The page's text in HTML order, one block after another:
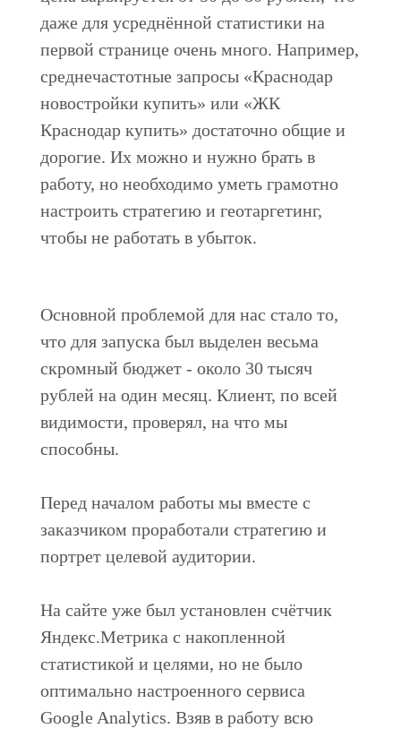
даже для усреднённой статистики на
первой странице очень много. Например,
среднечастотные запросы «Краснодар
новостройки купить» или «ЖК
Краснодар купить» достаточно общие и
дорогие. Их можно и нужно брать в
работу, но необходимо уметь грамотно
настроить стратегию и геотаргетинг,
чтобы не работать в убыток.
Основной проблемой для нас стало то,
что для запуска был выделен весьма
скромный бюджет - около 30 тысяч
рублей на один месяц. Клиент, по всей
видимости, проверял, на что мы
способны.
Перед началом работы мы вместе с
заказчиком проработали стратегию и
портрет целевой аудитории.
На сайте уже был установлен счётчик
Яндекс.Метрика с накопленной
статистикой и целями, но не было
оптимально настроенного сервиса
Google Analytics. Взяв в работу всю